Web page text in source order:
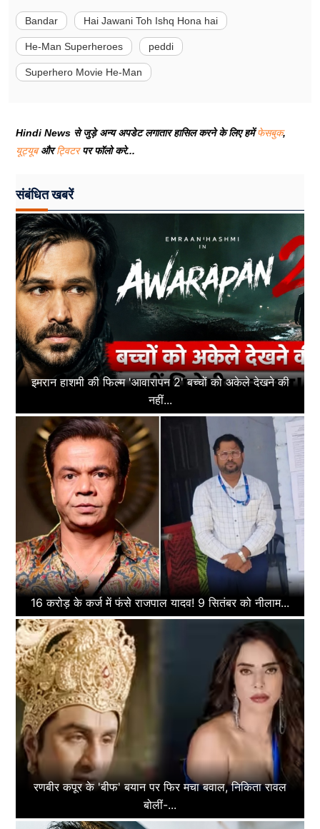
Bandar Hai Jawani Toh Ishq Hona hai
He-Man Superheroes peddi
Superhero Movie He-Man
Hindi News से जुड़े अन्य अपडेट लगातार हासिल करने के लिए हमेंफेसबुक,
यूट्यूबऔरट्विटरपर फॉलो करे...
संबंधित खबरें
इमरान हाशमी की फिल्म 'आवारापन 2' बच्चों को अकेले देखने की
नहीं...
16 करोड़ के कर्ज में फंसे राजपाल यादव! 9 सितंबर को नीलाम...
रणबीर कपूर के 'बीफ' बयान पर फिर मचा बवाल, निकिता रावल
बोलीं-...